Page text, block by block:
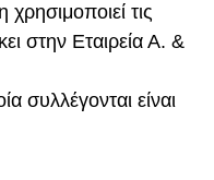
τις
στην Εταιρεία Α. &
συλλέγoνται είναι